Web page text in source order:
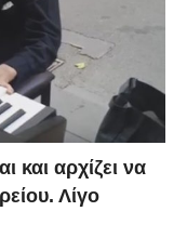
και αρχίζει να
Λίγο